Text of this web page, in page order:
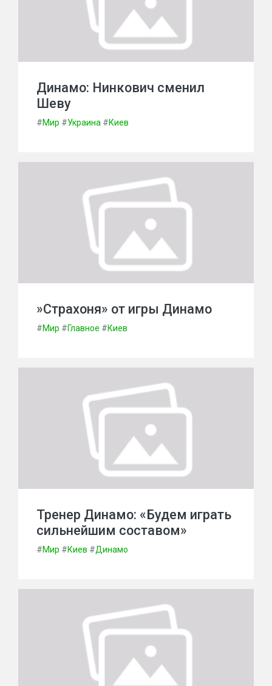
Динамо: Нинкович сменил
Шеву
#Мир #Украина #Киев
»Страхоня» от игры Динамо
#Мир #Главное #Киев
Тренер Динамо: «Будем играть
сильнейшим составом»
#Мир #Киев #Динамо